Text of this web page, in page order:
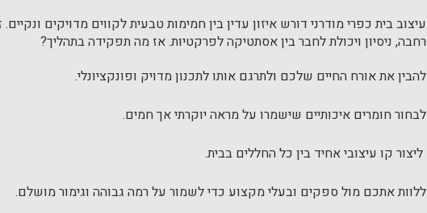
עיצוב בית כפרי מודרני דורש איזון עדין בין חמימות טבעית לקווים מדויקים
רחבה, ניסיון ויכולת לחבר בין אסתטיקה לפרקטיות. אז מה תפקידה בתהליך?
להבין את אורח החיים שלכם ולתרגם אותו לתכנון מדויק ופונקציונלי.
לבחור חומרים איכותיים שישמרו על מראה יוקרתי אך חמים.
ליצור קו עיצובי אחיד בין כל החללים בבית.
ללוות אתכם מול ספקים ובעלי מקצוע כדי לשמור על רמה גבוהה וגימור מושלם.